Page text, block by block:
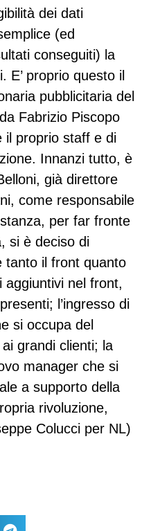
dei dati
(ed
conseguiti) la
E’ proprio questo il
pubblicitaria del
Fabrizio Piscopo
il proprio staff e di
Innanzi tutto, è
già direttore
come responsabile
per far fronte
si è deciso di
tanto il front quanto
aggiuntivi nel front,
l’ingresso di
si occupa del
grandi clienti; la
manager che si
a supporto della
rivoluzione,
Colucci per NL)